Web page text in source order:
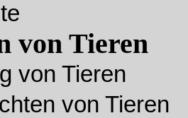
von Tieren
von Tieren
von Tieren